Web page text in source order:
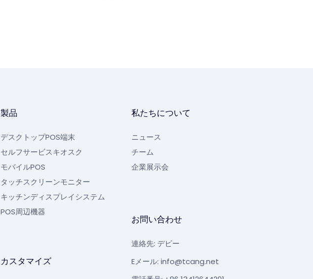
製品
デスクトップPOS端末
セルフサービスキオスク
モバイルPOS
タッチスクリーンモニター
キッチンディスプレイシステム
POS周辺機器
カスタマイズ
私たちについて
ニュース
チーム
企業展示会
お問い合わせ
連絡先: デビー
Eメール: info@tcang.net